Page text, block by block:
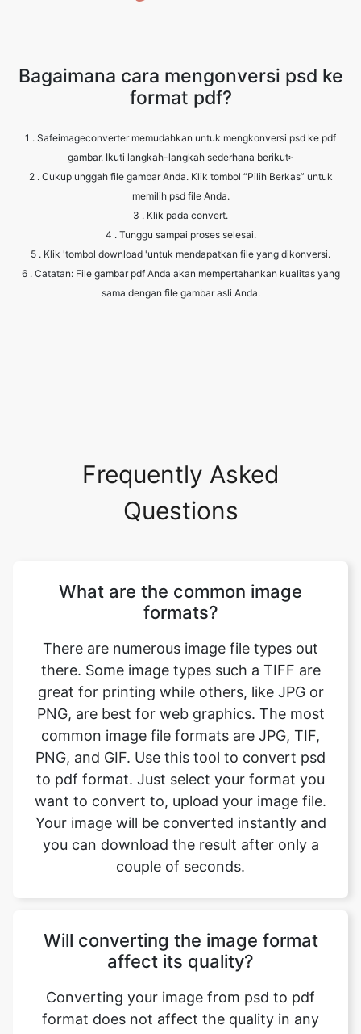
Bagaimana cara mengonversi psd ke
1 . Safeimageconverter memudahkan untuk mengkonversi psd ke pdf
gambar. Ikuti langkah-langkah sederhana berikut፦
2 . Cukup unggah file gambar Anda. Klik tombol “Pilih Berkas” untuk
3 . Klik pada convert.
4 . Tunggu sampai proses selesai.
5 . Klik 'tombol download 'untuk mendapatkan file yang dikonversi.
6 . Catatan: File gambar pdf Anda akan mempertahankan kualitas yang
sama dengan file gambar asli Anda.
What are the common image
there. Some image types such a TIFF are
great for printing while others, like JPG or
PNG, are best for web graphics. The most
common image file formats are JPG, TIF,
PNG, and GIF. Use this tool to convert psd
to pdf format. Just select your format you
want to convert to, upload your image file.
Your image will be converted instantly and
you can download the result after only a
couple of seconds.
Will converting the image format
format does not affect the quality in any
way. The fromat will have the same quality
as it did in the original file. Convert your
images with perfect quality, size, and